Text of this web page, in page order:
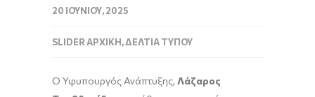
20 ΙΟΥΝΊΟΥ, 2025
SLIDER ΑΡΧΙΚΉ,ΔΕΛΤΊΑ ΤΎΠΟΥ
Ο Υφυπουργός Ανάπτυξης, Λάζαρος